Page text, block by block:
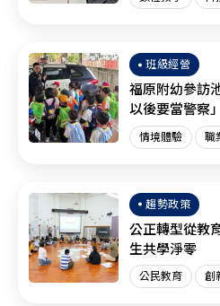
班級經營
福原附幼參訪
以後要當警察
情境體驗 職
趨勢政策
公正轉型從教
生共學淨零
公民教育 創